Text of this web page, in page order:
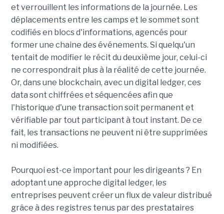
et verrouillent les informations de la journée. Les
déplacements entre les camps et le sommet sont
codifiés en blocs d'informations, agencés pour
former une chaine des événements. Si quelqu'un
tentait de modifier le récit du deuxième jour, celui-ci
ne correspondrait plus à la réalité de cette journée.
Or, dans une blockchain, avec un digital ledger, ces
data sont chiffrées et séquencées afin que
l'historique d'une transaction soit permanent et
vérifiable par tout participant à tout instant. De ce
fait, les transactions ne peuvent ni être supprimées
ni modifiées.
Pourquoi est-ce important pour les dirigeants ? En
adoptant une approche digital ledger, les
entreprises peuvent créer un flux de valeur distribué
grâce à des registres tenus par des prestataires